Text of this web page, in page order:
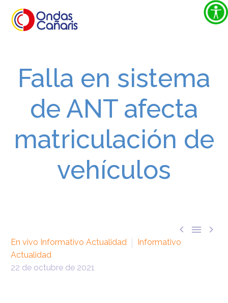
Falla en sistema
de ANT afecta
matriculación de
vehículos
  
En vivo Informativo Actualidad
Informativo
Actualidad
22 de octubre de 2021